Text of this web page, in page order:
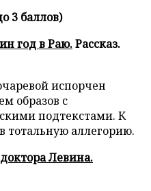
3 баллов)
год в Раю.Рассказ.
испорчен
образов с
подтекстами. К
тотальную аллегорию.
Левина.